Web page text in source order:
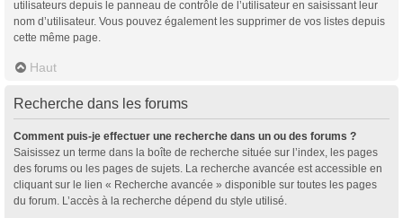
utilisateurs depuis le panneau de contrôle de l’utilisateur en saisissant leur
nom d’utilisateur. Vous pouvez également les supprimer de vos listes depuis
cette même page.
Haut
Recherche dans les forums
Comment puis-je effectuer une recherche dans un ou des forums ?
Saisissez un terme dans la boîte de recherche située sur l’index, les pages
des forums ou les pages de sujets. La recherche avancée est accessible en
cliquant sur le lien « Recherche avancée » disponible sur toutes les pages
du forum. L’accès à la recherche dépend du style utilisé.